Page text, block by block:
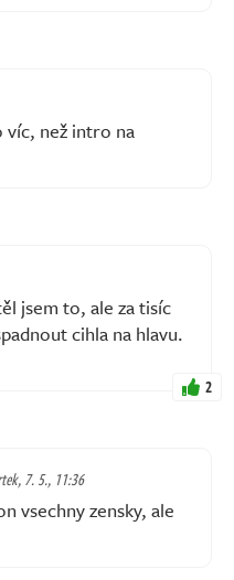
víc, než intro na
jsem to, ale za tisíc
cihla na hlavu.
2
7. 5., 11:36
vsechny zensky, ale